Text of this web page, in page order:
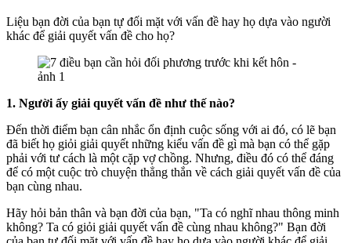
Liệu bạn đời của bạn tự đối mặt với vấn đề hay họ dựa vào người
khác để giải quyết vấn đề cho họ?
1. Người ấy giải quyết vấn đề như thế nào?
Đến thời điểm bạn cân nhắc ổn định cuộc sống với ai đó, có lẽ bạn
đã biết họ giỏi giải quyết những kiểu vấn đề gì mà bạn có thể gặp
phải với tư cách là một cặp vợ chồng. Nhưng, điều đó có thể đáng
để có một cuộc trò chuyện thẳng thắn về cách giải quyết vấn đề của
bạn cùng nhau.
Hãy hỏi bản thân và bạn đời của bạn, "Ta có nghĩ nhau thông minh
không? Ta có giỏi giải quyết vấn đề cùng nhau không?" Bạn đời